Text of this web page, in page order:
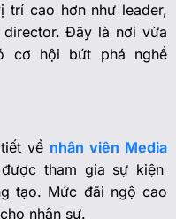
trí cao hơn như leader,
director. Đây là nơi vừa
cơ hội bứt phá nghề
về nhân viên Media
tham gia sự kiện
tạo. Mức đãi ngộ cao
nhân sự.